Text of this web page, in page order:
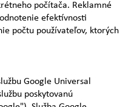
počítača. Reklamné
efektívnosti
počtu používateľov, ktorých
Google Universal
poskytovanú